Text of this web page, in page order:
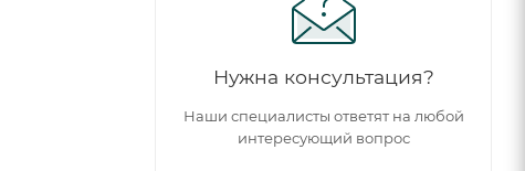
Нужна консультация?
Наши специалисты ответят на любой
интересующий вопрос